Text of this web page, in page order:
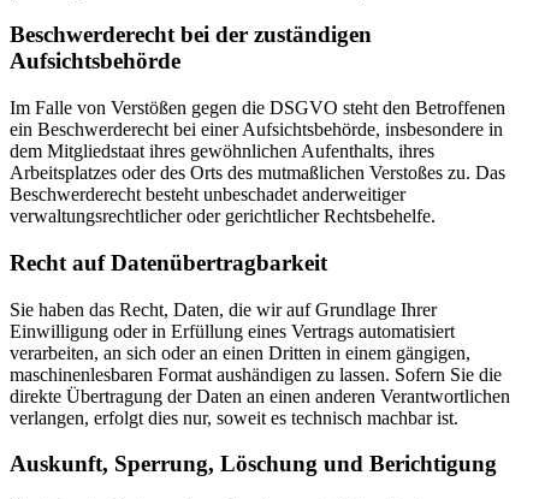
Beschwerderecht bei der zuständigen
Aufsichtsbehörde
Im Falle von Verstößen gegen die DSGVO steht den Betroffenen
ein Beschwerderecht bei einer Aufsichtsbehörde, insbesondere in
dem Mitgliedstaat ihres gewöhnlichen Aufenthalts, ihres
Arbeitsplatzes oder des Orts des mutmaßlichen Verstoßes zu. Das
Beschwerderecht besteht unbeschadet anderweitiger
verwaltungsrechtlicher oder gerichtlicher Rechtsbehelfe.
Recht auf Datenübertragbarkeit
Sie haben das Recht, Daten, die wir auf Grundlage Ihrer
Einwilligung oder in Erfüllung eines Vertrags automatisiert
verarbeiten, an sich oder an einen Dritten in einem gängigen,
maschinenlesbaren Format aushändigen zu lassen. Sofern Sie die
direkte Übertragung der Daten an einen anderen Verantwortlichen
verlangen, erfolgt dies nur, soweit es technisch machbar ist.
Auskunft, Sperrung, Löschung und Berichtigung